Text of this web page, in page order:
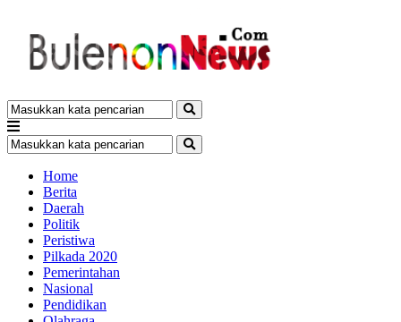
Home
Berita
Daerah
Politik
Peristiwa
Pilkada 2020
Pemerintahan
Nasional
Pendidikan